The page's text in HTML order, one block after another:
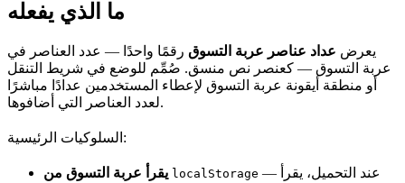
ما الذي يفعله
يعرض عداد عناصر عربة التسوق رقمًا واحدًا — عدد العناصر في
عربة التسوق — كعنصر نص منسق. صُمِّم للوضع في شريط التنقل
أو منطقة أيقونة عربة التسوق لإعطاء المستخدمين عدادًا مباشرًا
لعدد العناصر التي أضافوها.
السلوكيات الرئيسية:
يقرأ عربة التسوق من localStorage — عند التحميل، يقرأ